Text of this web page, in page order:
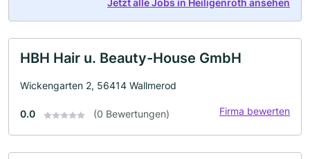
Jetzt alle Jobs in Heiligenroth ansehen
HBH Hair u. Beauty-House GmbH
Wickengarten 2, 56414 Wallmerod
0.0 (0 Bewertungen) Firma bewerten